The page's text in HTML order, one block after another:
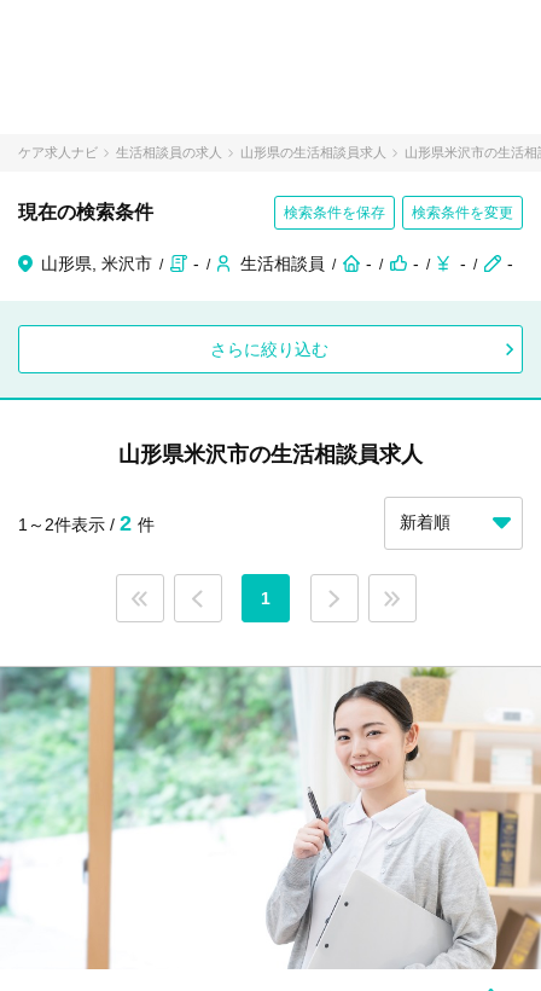
ケア求人ナビ 生活相談員の求人 山形県の生活相談員求人 山形県米沢市の生活相
現在の検索条件 検索条件を保存 検索条件を変更
山形県, 米沢市 - 生活相談員 - - - -
さらに絞り込む
山形県米沢市の生活相談員求人
1～2件表示 / 2 件
1